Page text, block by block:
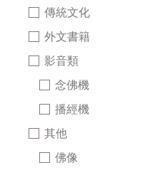
傳統文化
外文書籍
影音類
念佛機
播經機
其他
佛像